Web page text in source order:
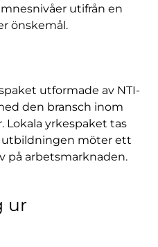
utifrån en
önskemål.
utformade av NTI-
den bransch inom
yrkespaket tas
utbildningen möter ett
på arbetsmarknaden.
ur